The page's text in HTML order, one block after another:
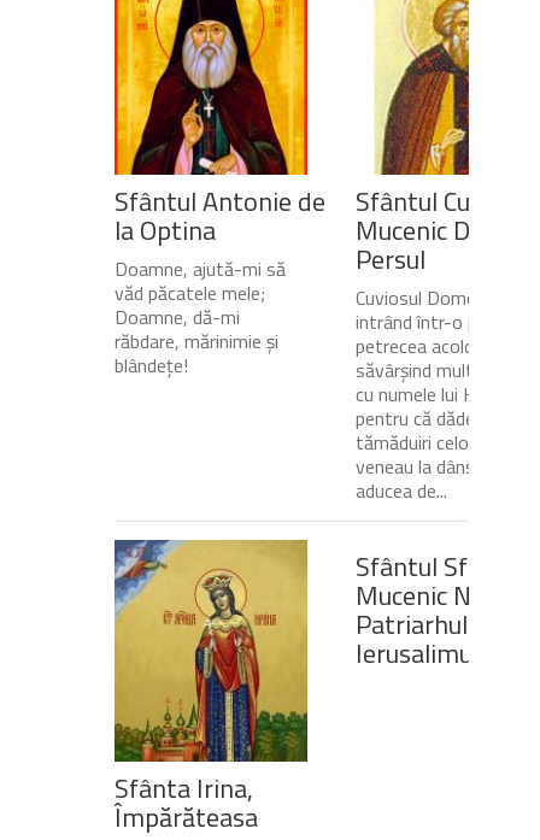
Sfântul Antonie de
la Optina
Doamne, ajută-mi să
văd păcatele mele;
Doamne, dă-mi
răbdare, mărinimie şi
blândeţe!
Sfântul Cuvios
Mucenic
Persul
Cuviosul Dometie
intrând într-o peșteră,
petrecea acolo
săvârșind multe minuni
cu numele lui Hristos,
pentru că dădea
tămăduiri celor ce
veneau la dânsul și îi
aducea de...
Sfânta Irina,
Împărăteasa
Sfântul Sfinţit
Mucenic Narcis,
Patriarhul
Ierusalimului